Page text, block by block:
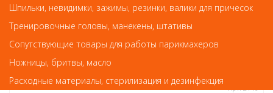
КУПИТЬ
Арт. 2146
Шпильки, невидимки, зажимы, резинки, валики для причесок
Тренировочные головы, манекены, штативы
Сопутствующие товары для работы парикмахеров
Ножницы, бритвы, масло
Расходные материалы, стерилизация и дезинфекция